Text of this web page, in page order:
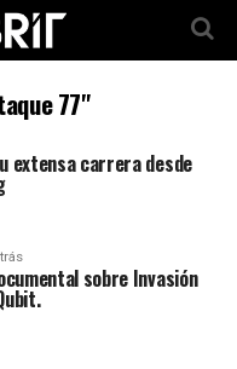
77"
extensa carrera desde
sobre Invasión